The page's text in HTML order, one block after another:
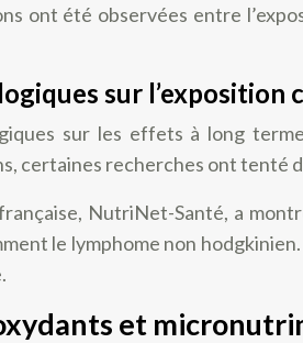
ont été observées entre
sur l’exposition
sur les effets à long
certaines recherches ont tenté
NutriNet-Santé, a
le lymphome non
et